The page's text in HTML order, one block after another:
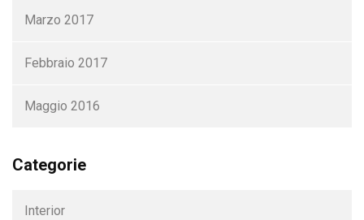
Marzo 2017
Febbraio 2017
Maggio 2016
Categorie
Interior